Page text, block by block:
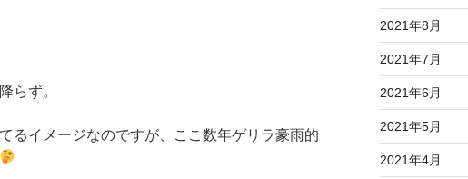
らず。
るイメージなのですが、ここ数年ゲリラ豪雨的
2021年8月
2021年7月
2021年6月
2021年5月
2021年4月